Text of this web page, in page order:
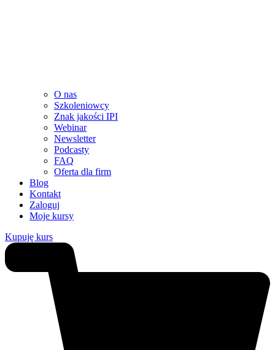
O nas
Szkoleniowcy
Znak jakości IPI
Webinar
Newsletter
Podcasty
FAQ
Oferta dla firm
Blog
Kontakt
Zaloguj
Moje kursy
Kupuję kurs